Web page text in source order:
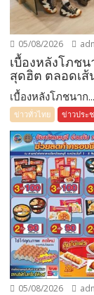
05/08/2026
เบื้องหลังโภช
สุดฮิต ตลอดเส้
เบื้องหลังโภชนาก...
ข่าวทั่วไทย ข่าวประ
05/08/2026